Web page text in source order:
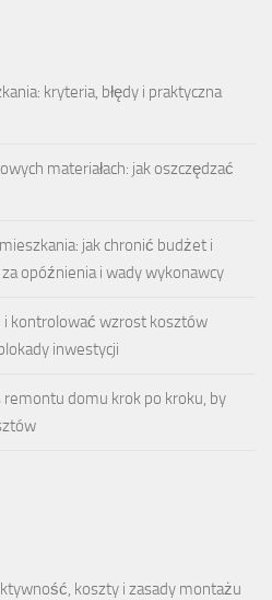
kryteria, błędy i praktyczna
materiałach: jak oszczędzać
jak chronić budżet i
opóźnienia i wady wykonawcy
i kontrolować wzrost kosztów
inwestycji
domu krok po kroku, by
koszty i zasady montażu